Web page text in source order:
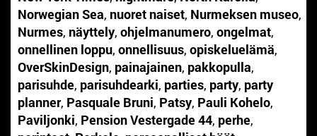
Norwegian Sea, nuoret naiset, Nurmeksen museo,
Nurmes, näyttely, ohjelmanumero, ongelmat,
onnellinen loppu, onnellisuus, opiskeluelämä,
OverSkinDesign, painajainen, pakkopulla,
parisuhde, parisuhdearki, parties, party, party
planner, Pasquale Bruni, Patsy, Pauli Kohelo,
Paviljonki, Pension Vestergade 44, perhe,